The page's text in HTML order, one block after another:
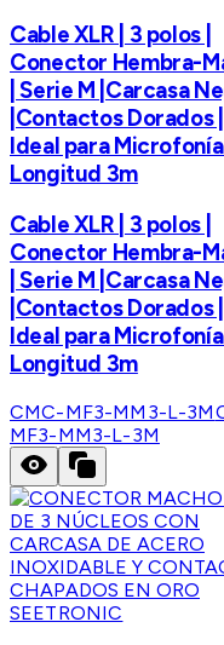
Cable XLR | 3 polos |
Conector Hembra-
| Serie M |Carcasa
|Contactos Dorados |
Ideal para Microfonía |
Longitud 3m
Cable XLR | 3 polos |
Conector Hembra-
| Serie M |Carcasa
|Contactos Dorados |
Ideal para Microfonía |
Longitud 3m
CMC-MF3-MM3-L-3M
MF3-MM3-L-3M
SEETRONIC